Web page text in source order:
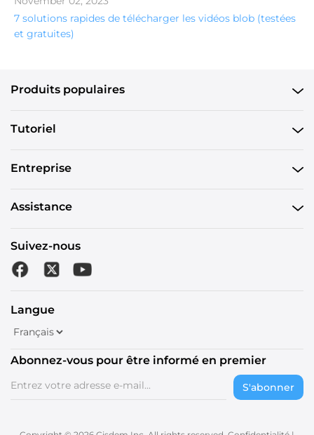
7 solutions rapides de télécharger les vidéos blob (testées
et gratuites)
Produits populaires
Tutoriel
Entreprise
Assistance
Suivez-nous
Langue
Abonnez-vous pour être informé en premier
S'abonner